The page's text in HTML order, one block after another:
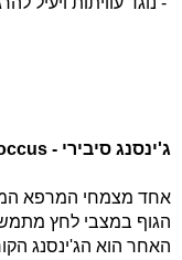
ג'ינסנג סיבירי -
אחד מצמחי המרפא
הגוף במצבי לחץ
האחר הוא הג'ינסנג